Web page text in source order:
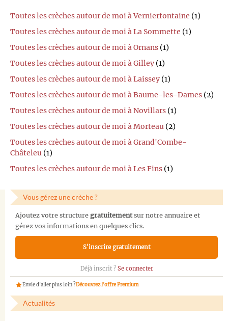
Toutes les crèches autour de moi à Vernierfontaine (1)
Toutes les crèches autour de moi à La Sommette (1)
Toutes les crèches autour de moi à Ornans (1)
Toutes les crèches autour de moi à Gilley (1)
Toutes les crèches autour de moi à Laissey (1)
Toutes les crèches autour de moi à Baume-les-Dames (2)
Toutes les crèches autour de moi à Novillars (1)
Toutes les crèches autour de moi à Morteau (2)
Toutes les crèches autour de moi à Grand'Combe-
Châteleu (1)
Toutes les crèches autour de moi à Les Fins (1)
Vous gérez une crèche ?
Ajoutez votre structure gratuitementsur notre annuaire et
gérez vos informations en quelques clics.
S'inscrire gratuitement
Déjà inscrit ? Se connecter
Envie d'aller plus loin ?Découvrez l'offre Premium
Actualités